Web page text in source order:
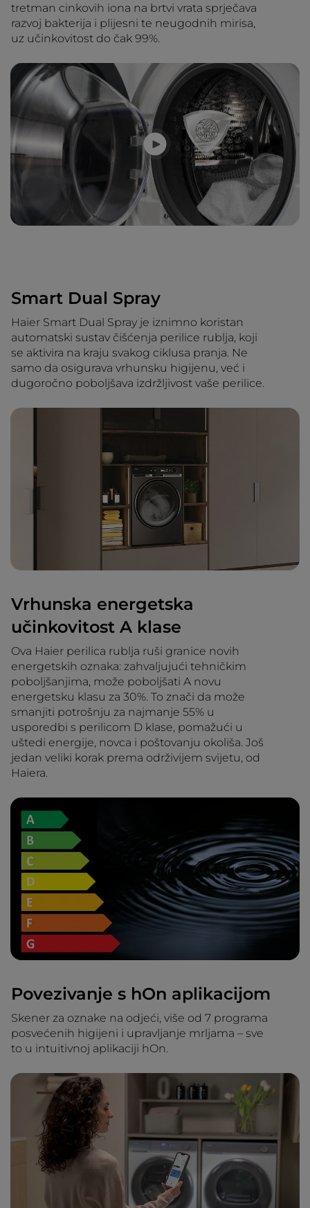
tretman cinkovih iona na brtvi vrata sprječava
razvoj bakterija i plijesni te neugodnih mirisa,
uz učinkovitost do čak 99%.
Smart Dual Spray
Haier Smart Dual Spray je iznimno koristan
automatski sustav čišćenja perilice rublja, koji
se aktivira na kraju svakog ciklusa pranja. Ne
samo da osigurava vrhunsku higijenu, već i
dugoročno poboljšava izdržljivost vaše perilice.
Vrhunska energetska
učinkovitost A klase
Ova Haier perilica rublja ruši granice novih
energetskih oznaka: zahvaljujući tehničkim
poboljšanjima, može poboljšati A novu
energetsku klasu za 30%. To znači da može
smanjiti potrošnju za najmanje 55% u
usporedbi s perilicom D klase, pomažući u
uštedi energije, novca i poštovanju okoliša. Još
jedan veliki korak prema održivijem svijetu, od
Haiera.
Povezivanje s hOn aplikacijom
Skener za oznake na odjeći, više od 7 programa
posvećenih higijeni i upravljanje mrljama – sve
to u intuitivnoj aplikaciji hOn.